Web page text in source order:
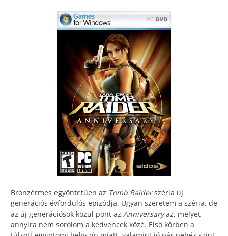
Bronzérmes egyöntetűen az Tomb Raiderszéria új
generációs évfordulós epizódja. Ugyan szeretem a széria, de
az új generációsok közül pont az Anniversaryaz, melyet
annyira nem sorolom a kedvencek közé. Első körben a